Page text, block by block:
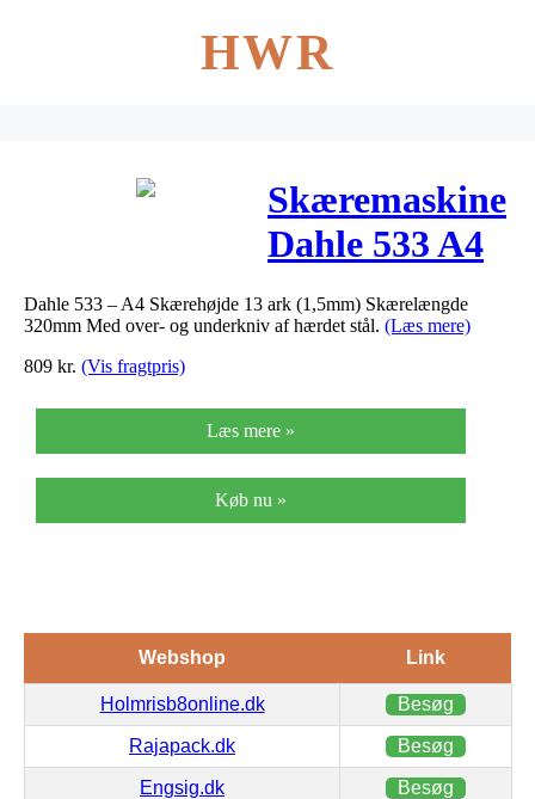
HWR
Skæremaskine
Dahle 533 A4
skærelængde
330mm/1,5mm
Dahle 533 – A4 Skærehøjde 13 ark (1,5mm) Skærelængde
320mm Med over- og underkniv af hærdet stål. (Læs mere)
809 kr. (Vis fragtpris)
Læs mere »
Køb nu »
Webshop Link
Holmrisb8online.dk Besøg
Rajapack.dk Besøg
Engsig.dk Besøg